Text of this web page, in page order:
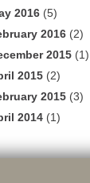
2016 (5)
2016 (2)
2015 (1)
2015 (2)
2015 (3)
2014 (1)